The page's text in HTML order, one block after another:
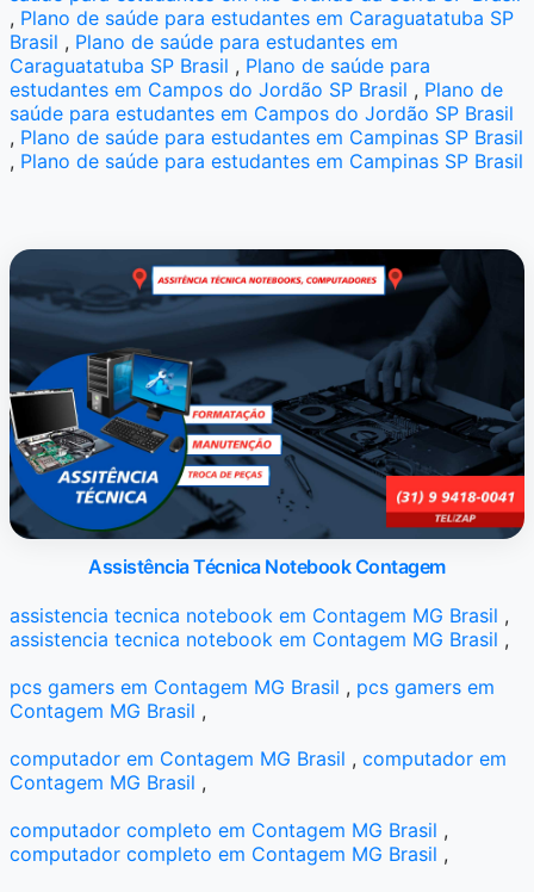
, Plano de saúde para estudantes em Caraguatatuba SP
Brasil , Plano de saúde para estudantes em
Caraguatatuba SP Brasil , Plano de saúde para
estudantes em Campos do Jordão SP Brasil , Plano de
saúde para estudantes em Campos do Jordão SP Brasil
, Plano de saúde para estudantes em Campinas SP Brasil
, Plano de saúde para estudantes em Campinas SP Brasil
Assistência Técnica Notebook Contagem
assistencia tecnica notebook em Contagem MG Brasil ,
assistencia tecnica notebook em Contagem MG Brasil ,
pcs gamers em Contagem MG Brasil , pcs gamers em
Contagem MG Brasil ,
computador em Contagem MG Brasil ,computador em
Contagem MG Brasil ,
computador completo em Contagem MG Brasil ,
computador completo em Contagem MG Brasil ,